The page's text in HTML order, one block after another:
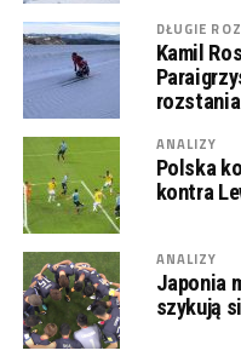
DŁUGIE
Kamil
ANALIZY
Polska
kontra
ANALIZY
Japonia
szykują